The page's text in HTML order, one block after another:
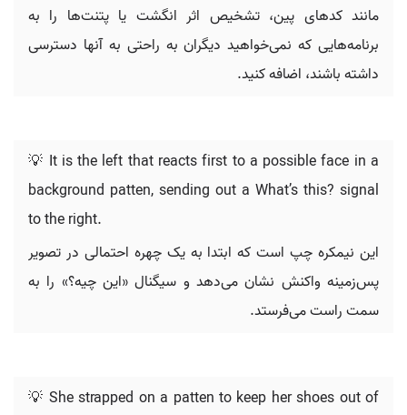
مانند کدهای پین، تشخیص اثر انگشت یا پتنت‌ها را به
برنامه‌هایی که نمی‌خواهید دیگران به راحتی به آنها دسترسی
داشته باشند، اضافه کنید.
💡 It is the left that reacts first to a possible face in a
background patten, sending out a What’s this? signal
to the right.
این نیمکره چپ است که ابتدا به یک چهره احتمالی در تصویر
پس‌زمینه واکنش نشان می‌دهد و سیگنال «این چیه؟» را به
سمت راست می‌فرستد.
💡 She strapped on a patten to keep her shoes out of